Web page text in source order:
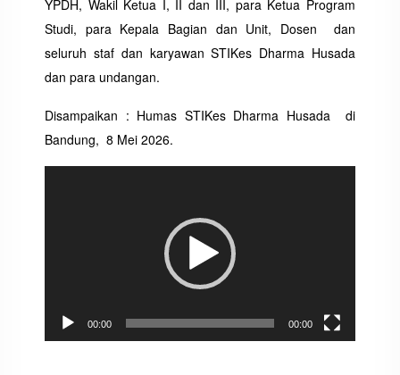
YPDH, Wakil Ketua I, II dan III, para Ketua Program
Studi, para Kepala Bagian dan Unit, Dosen dan
seluruh staf dan karyawan STIKes Dharma Husada
dan para undangan.
Disampaikan : Humas STIKes Dharma Husada di
Bandung, 8 Mei 2026.
00:00 00:00